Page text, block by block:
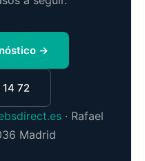
→
72
· Rafael
Madrid